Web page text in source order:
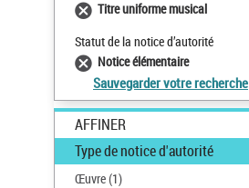
Titre uniforme musical
Statut de la notice d’autorité
Notice élémentaire
Sauvegarder votre recherche
AFFINER
Type de notice d'autorité
Œuvre(1)